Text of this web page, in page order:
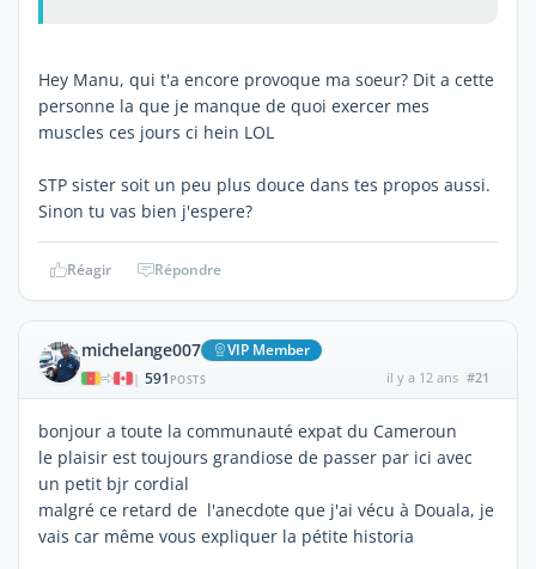
Hey Manu, qui t'a encore provoque ma soeur? Dit a cette
personne la que je manque de quoi exercer mes
muscles ces jours ci hein LOL
STP sister soit un peu plus douce dans tes propos aussi.
Sinon tu vas bien j'espere?
Réagir Répondre
michelange007 VIP Member
| 591 POSTS il y a 12 ans #21
bonjour a toute la communauté expat du Cameroun
le plaisir est toujours grandiose de passer par ici avec
un petit bjr cordial
malgré ce retard de l'anecdote que j'ai vécu à Douala, je
vais car même vous expliquer la pétite historia